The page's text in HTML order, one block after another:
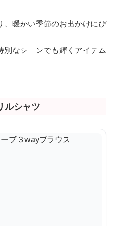
、暖かい季節のお出かけにぴ
別なシーンでも輝くアイテム
ルシャツ